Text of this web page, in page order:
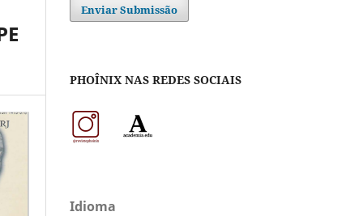
Enviar Submissão
PHOÎNIX NAS REDES SOCIAIS
Idioma